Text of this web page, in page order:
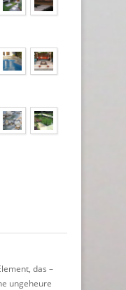
das –
ungeheure